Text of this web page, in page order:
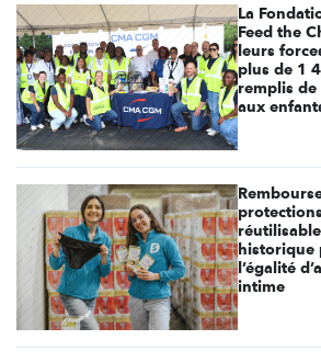
La
Feed the
leurs
plus de 1
remplis de
aux
historique
l’égalité
intime